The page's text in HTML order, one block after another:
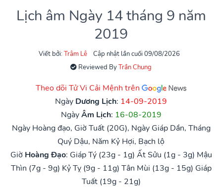
Lịch âm Ngày 14 tháng 9 năm
2019
Viết bởi: Trâm Lê
Cập nhật lần cuối 09/08/2026
Reviewed ByTrần Chung
Theo dõi Tử Vi Cải Mệnh trên
Ngày Dương Lịch: 14-09-2019
NgàyÂm Lịch: 16-08-2019
Ngày Hoàng đạo, Giờ Tuất (20G), Ngày Giáp Dần, Tháng
Quý Dậu, Năm Kỷ Hợi, Bạch lộ
Giờ Hoàng Đạo: Giáp Tý (23g - 1g) Ất Sửu (1g - 3g) Mậu
Thìn (7g - 9g) Kỷ Tỵ (9g - 11g) Tân Mùi (13g - 15g) Giáp
Tuất (19g - 21g)